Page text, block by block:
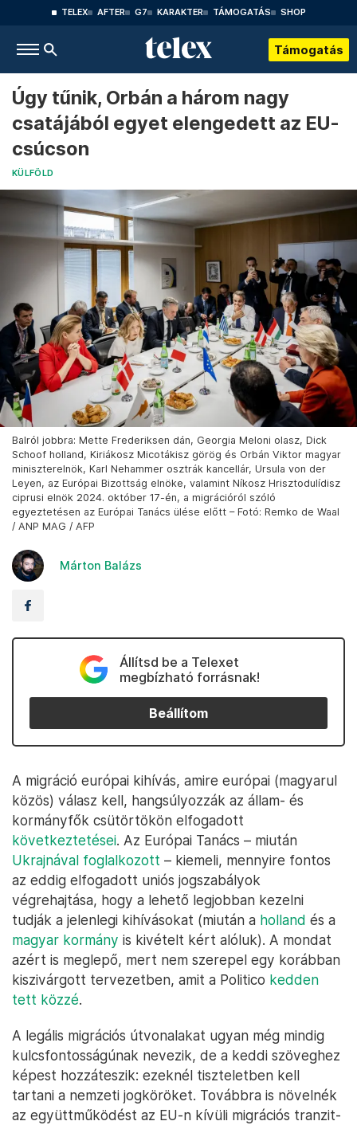
TELEX AFTER G7 KARAKTER TÁMOGATÁS SHOP
Támogatás
Úgy tűnik, Orbán a három nagy
csatájából egyet elengedett az EU-
csúcson
KÜLFÖLD
Balról jobbra: Mette Frederiksen dán, Georgia Meloni olasz, Dick
Schoof holland, Kiriákosz Micotákisz görög és Orbán Viktor magyar
miniszterelnök, Karl Nehammer osztrák kancellár, Ursula von der
Leyen, az Európai Bizottság elnöke, valamint Níkosz Hrisztodulídisz
ciprusi elnök 2024. október 17-én, a migrációról szóló
egyeztetésen az Európai Tanács ülése előtt – Fotó: Remko de Waal
/ ANP MAG / AFP
Márton Balázs
Állítsd be a Telexet
megbízható forrásnak!
Beállítom
A migráció európai kihívás, amire európai (magyarul
közös) válasz kell, hangsúlyozzák az állam- és
kormányfők csütörtökön elfogadott
következtetései. Az Európai Tanács – miután
Ukrajnával foglalkozott – kiemeli, mennyire fontos
az eddig elfogadott uniós jogszabályok
végrehajtása, hogy a lehető legjobban kezelni
tudják a jelenlegi kihívásokat (miután a holland és a
magyar kormány is kivételt kért alóluk). A mondat
azért is meglepő, mert nem szerepel egy korábban
kiszivárgott tervezetben, amit a Politico kedden
tett közzé.
A legális migrációs útvonalakat ugyan még mindig
kulcsfontosságúnak nevezik, de a keddi szöveghez
képest hozzáteszik: ezeknél tiszteletben kell
tartani a nemzeti jogköröket. Továbbra is növelnék
az együttműködést az EU-n kívüli migrációs tranzit-